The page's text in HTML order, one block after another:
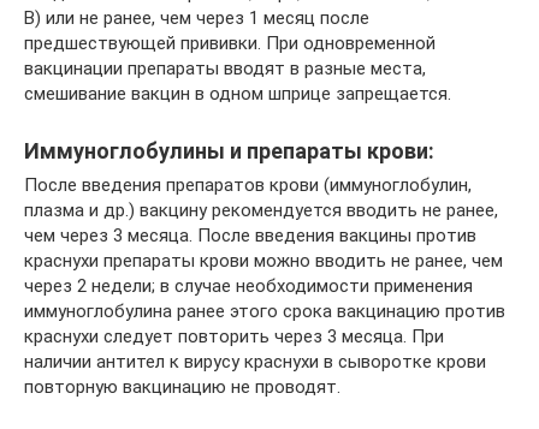
В) или не ранее, чем через 1 месяц после
предшествующей прививки. При одновременной
вакцинации препараты вводят в разные места,
смешивание вакцин в одном шприце запрещается.
Иммуноглобулины и препараты крови:
После введения препаратов крови (иммуноглобулин,
плазма и др.) вакцину рекомендуется вводить не ранее,
чем через 3 месяца. После введения вакцины против
краснухи препараты крови можно вводить не ранее, чем
через 2 недели; в случае необходимости применения
иммуноглобулина ранее этого срока вакцинацию против
краснухи следует повторить через 3 месяца. При
наличии антител к вирусу краснухи в сыворотке крови
повторную вакцинацию не проводят.